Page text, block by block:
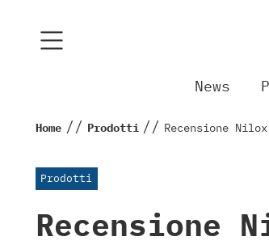
News
Home // Prodotti // Recensione
Prodotti